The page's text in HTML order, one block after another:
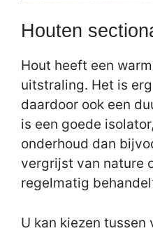
Houten
Hout heeft een
uitstraling. Het is
daardoor ook een
is een goede
onderhoud dan
vergrijst van nature
regelmatig
U kan kiezen tussen